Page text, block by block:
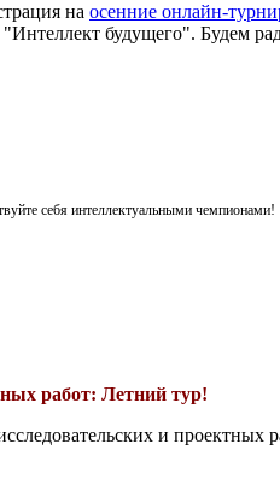
на осенние онлайн-
будущего". Будем
себя интеллектуальными чемпионами!
работ: Летний тур!
и проектных